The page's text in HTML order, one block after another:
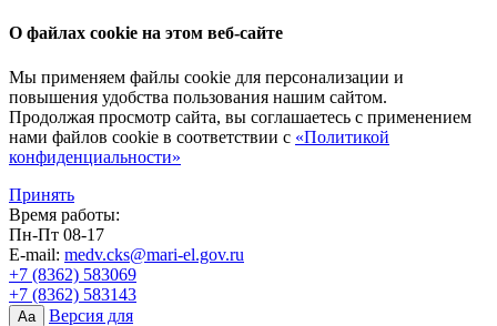
О файлах cookie на этом веб-сайте
Мы применяем файлы cookie для персонализации и
повышения удобства пользования нашим сайтом.
Продолжая просмотр сайта, вы соглашаетесь с применением
нами файлов cookie в соответствии с «Политикой
конфиденциальности»
Принять
Время работы:
Пн-Пт 08-17
E-mail: medv.cks@mari-el.gov.ru
+7 (8362) 583069
+7 (8362) 583143
Aa
Версия для